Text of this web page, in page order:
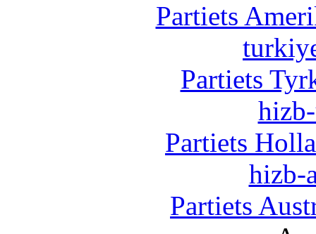
Partiets
Partiets
Partiets
hizb-
Partiets